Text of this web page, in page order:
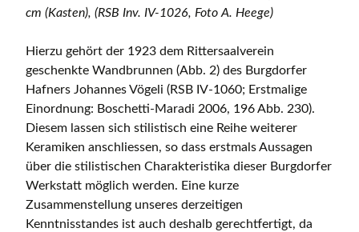
cm (Kasten), (RSB Inv. IV-1026, Foto A. Heege)
Hierzu gehört der 1923 dem Rittersaalverein
geschenkte Wandbrunnen (Abb. 2) des Burgdorfer
Hafners Johannes Vögeli (RSB IV-1060; Erstmalige
Einordnung: Boschetti-Maradi 2006, 196 Abb. 230).
Diesem lassen sich stilistisch eine Reihe weiterer
Keramiken anschliessen, so dass erstmals Aussagen
über die stilistischen Charakteristika dieser Burgdorfer
Werkstatt möglich werden. Eine kurze
Zusammenstellung unseres derzeitigen
Kenntnisstandes ist auch deshalb gerechtfertigt, da